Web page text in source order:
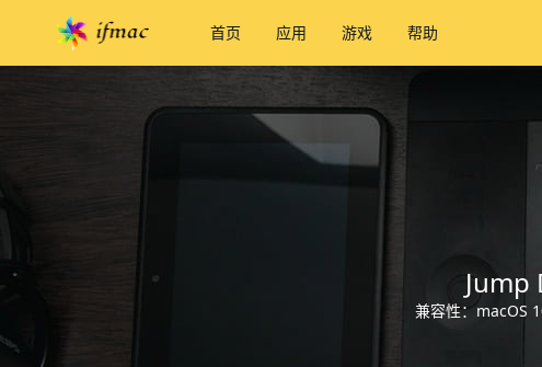
首页 应用 游戏 帮助
Jump
兼容性：macOS